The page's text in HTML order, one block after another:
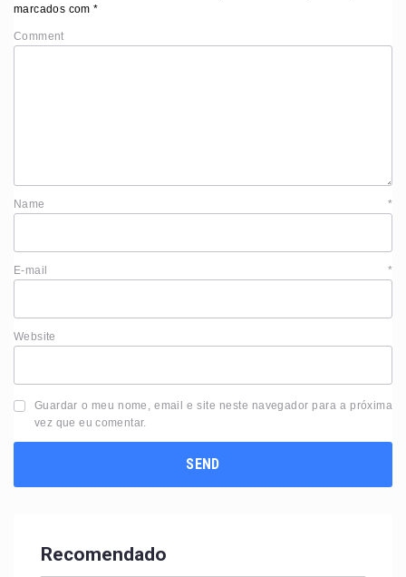
marcados com*
Comment
Name *
E-mail *
Website
Guardar o meu nome, email e site neste navegador para a próxima
vez que eu comentar.
Recomendado